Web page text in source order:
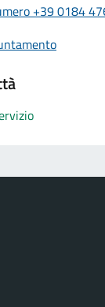
+39 0184